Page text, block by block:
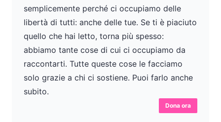
semplicemente perché ci occupiamo delle
libertà di tutti: anche delle tue. Se ti è piaciuto
quello che hai letto, torna più spesso:
abbiamo tante cose di cui ci occupiamo da
raccontarti. Tutte queste cose le facciamo
solo grazie a chi ci sostiene. Puoi farlo anche
subito.
Dona ora